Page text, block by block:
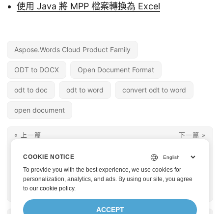
使用 Java 將 MPP 檔案轉換為 Excel
Aspose.Words Cloud Product Family
ODT to DOCX Open Document Format
odt to doc odt to word convert odt to word
open document
« 上一篇
發 ODT 到 DOC 轉換
下一篇 »
將 PowerPoint 幻燈片
拆分為單獨的檔案
COOKIE NOTICE
To provide you with the best experience, we use cookies for
personalization, analytics, and ads. By using our site, you agree
toour cookie policy.
ACCEPT